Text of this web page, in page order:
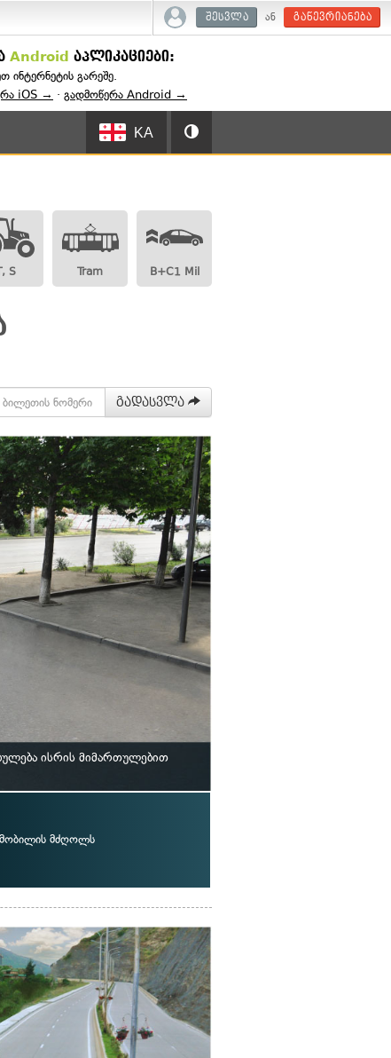
შესვლა ან გაწევრიანება
Android აპლიკაციები:
ინტერნეტის გარეშე.
iOS → · გადმოწერა Android →
KA
S Tram B+C1 Mil
გადასვლა
ისრის მიმართულებით
მძღოლს